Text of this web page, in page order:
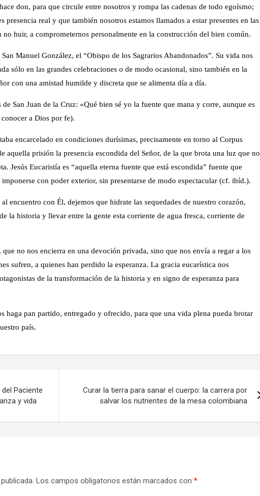
don, para que circule entre nosotros y rompa las cadenas de todo egoísmo;
presencia real y que también nosotros estamos llamados a estar presentes en las
huir, a comprometernos personalmente en la construcción del bien común.
Manuel González, el “Obispo de los Sagrarios Abandonados”. Su vida nos
sólo en las grandes celebraciones o de modo ocasional, sino también en la
con una amistad humilde y discreta que se alimenta día a día.
San Juan de la Cruz: «Qué bien sé yo la fuente que mana y corre, aunque es
a Dios por fe).
encarcelado en condiciones durísimas, precisamente en torno al Corpus
aquella prisión la presencia escondida del Señor, de la que brota una luz que no
Jesús Eucaristía es “aquella eterna fuente que está escondida” fuente que
con poder exterior, sin presentarse de modo espectacular (cf. ibíd.).
encuentro con Él, dejemos que hidrate las sequedades de nuestro corazón,
la historia y llevar entre la gente esta corriente de agua fresca, corriente de
no nos encierra en una devoción privada, sino que nos envía a regar a los
sufren, a quienes han perdido la esperanza. La gracia eucarística nos
de la transformación de la historia y en signo de esperanza para
haga pan partido, entregado y ofrecido, para que una vida plena pueda brotar
país.
Paciente
y vida
Curar la tierra para sanar el cuerpo: la carrera por
salvar los nutrientes de la mesa colombiana
Los campos obligatorios están marcados con *